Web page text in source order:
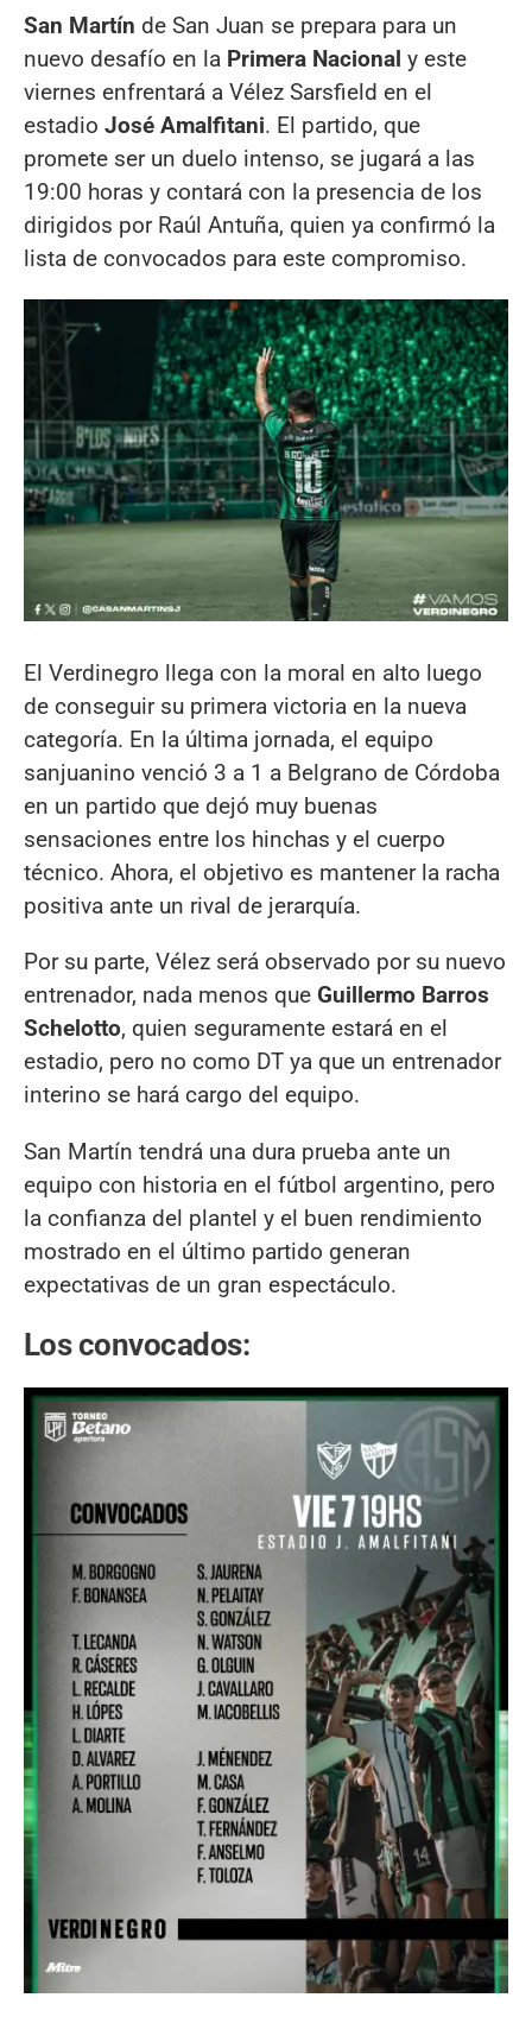
San Martín de San Juan se prepara para un
nuevo desafío en la Primera Nacional y este
viernes enfrentará a Vélez Sarsfield en el
estadio José Amalfitani. El partido, que
promete ser un duelo intenso, se jugará a las
19:00 horas y contará con la presencia de los
dirigidos por Raúl Antuña, quien ya confirmó la
lista de convocados para este compromiso.
El Verdinegro llega con la moral en alto luego
de conseguir su primera victoria en la nueva
categoría. En la última jornada, el equipo
sanjuanino venció 3 a 1 a Belgrano de Córdoba
en un partido que dejó muy buenas
sensaciones entre los hinchas y el cuerpo
técnico. Ahora, el objetivo es mantener la racha
positiva ante un rival de jerarquía.
Por su parte, Vélez será observado por su nuevo
entrenador, nada menos que Guillermo Barros
Schelotto, quien seguramente estará en el
estadio, pero no como DT ya que un entrenador
interino se hará cargo del equipo.
San Martín tendrá una dura prueba ante un
equipo con historia en el fútbol argentino, pero
la confianza del plantel y el buen rendimiento
mostrado en el último partido generan
expectativas de un gran espectáculo.
Los convocados: